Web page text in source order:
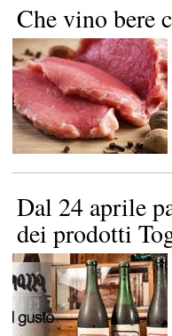
Che vino bere
Dal 24 aprile
dei prodotti